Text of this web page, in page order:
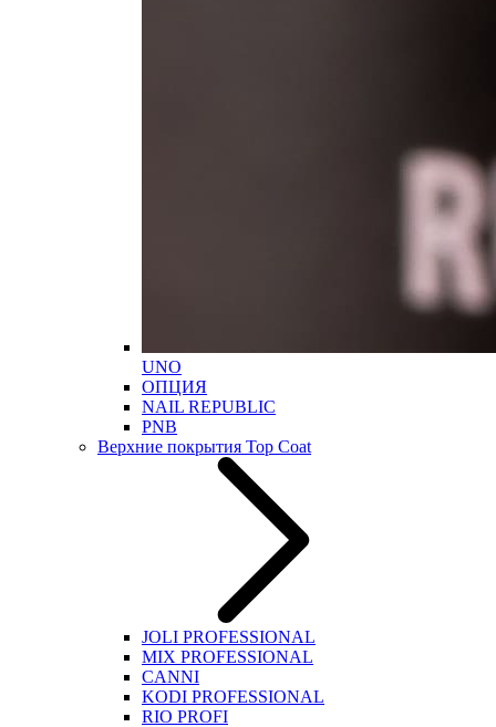
UNO
ОПЦИЯ
NAIL REPUBLIC
PNB
Верхние покрытия Top Coat
JOLI PROFESSIONAL
MIX PROFESSIONAL
CANNI
KODI PROFESSIONAL
RIO PROFI